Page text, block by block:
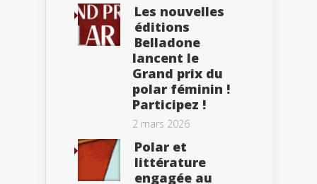
Les nouvelles
éditions
Belladone
lancent le
Grand prix du
polar féminin !
Participez !
2 mars 2026
Polar et
littérature
engagée au